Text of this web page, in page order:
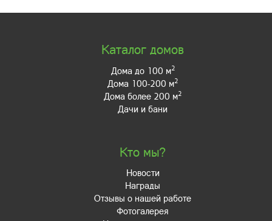
Каталог домов
Дома до 100 м2
Дома 100-200 м2
Дома более 200 м2
Дачи и бани
Кто мы?
Новости
Награды
Отзывы о нашей работе
Фотогалерея